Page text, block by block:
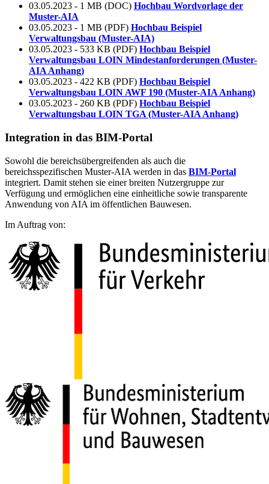
03.05.2023 - 1 MB (DOC) Hochbau Wordvorlage der
Muster-AIA
03.05.2023 - 1 MB (PDF) Hochbau Beispiel
Verwaltungsbau (Muster-AIA)
03.05.2023 - 533 KB (PDF) Hochbau Beispiel
Verwaltungsbau LOIN Mindestanforderungen (Muster-
AIA Anhang)
03.05.2023 - 422 KB (PDF) Hochbau Beispiel
Verwaltungsbau LOIN AWF 190 (Muster-AIA Anhang)
03.05.2023 - 260 KB (PDF) Hochbau Beispiel
Verwaltungsbau LOIN TGA (Muster-AIA Anhang)
Integration in das BIM-Portal
Sowohl die bereichsübergreifenden als auch die
bereichsspezifischen Muster-AIA werden in das BIM-Portal
integriert. Damit stehen sie einer breiten Nutzergruppe zur
Verfügung und ermöglichen eine einheitliche sowie transparente
Anwendung von AIA im öffentlichen Bauwesen.
Im Auftrag von: